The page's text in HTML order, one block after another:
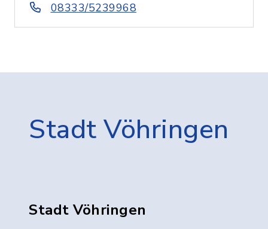
08333/5239968
Stadt Vöhringen
Stadt Vöhringen